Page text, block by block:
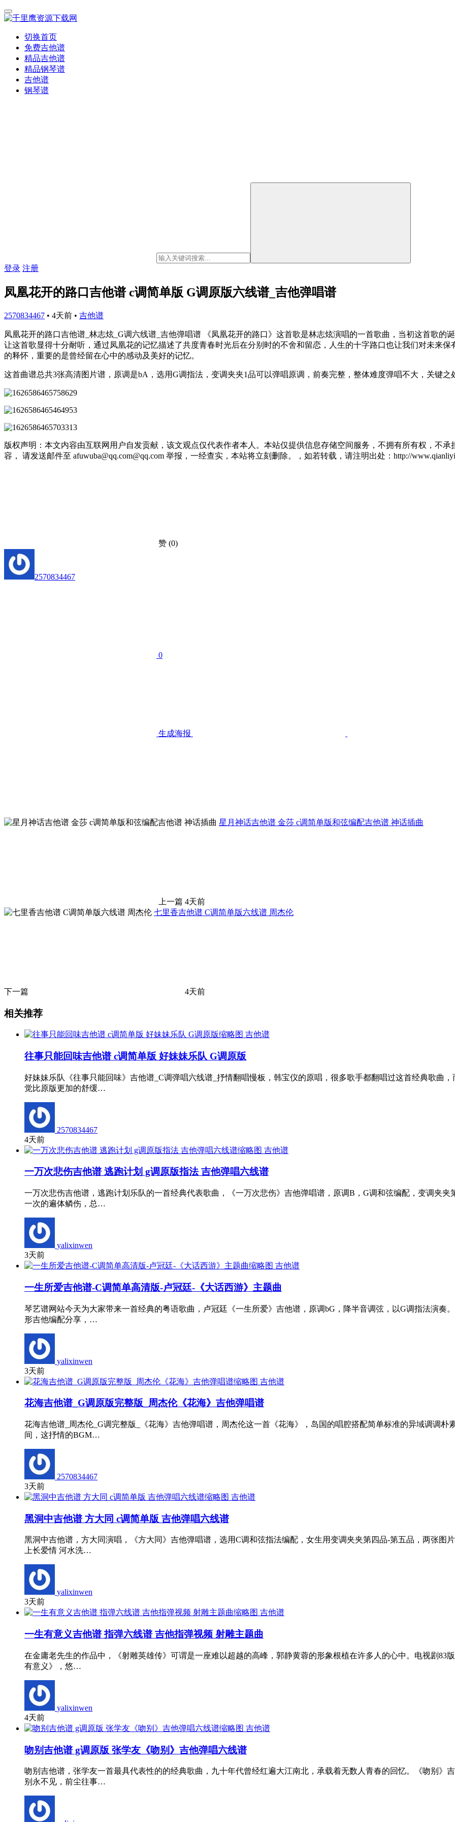
切换首页
免费吉他谱
精品吉他谱
精品钢琴谱
吉他谱
钢琴谱
登录 注册
凤凰花开的路口吉他谱 c调简单版 G调原版六线谱_吉他弹唱谱
2570834467 • 4天前 • 吉他谱
凤凰花开的路口吉他谱_林志炫_G调六线谱_吉他弹唱谱 《凤凰花开的路口》这首歌是林志炫演唱的一首歌曲，当初这首歌的
让这首歌显得十分耐听，通过凤凰花的记忆描述了共度青春时光后在分别时的不舍和留恋，人生的十字路口也让我们对未来
的释怀，重要的是曾经留在心中的感动及美好的记忆。
这首曲谱总共3张高清图片谱，原调是bA，选用G调指法，变调夹夹1品可以弹唱原调，前奏完整，整体难度弹唱不大，关键之
版权声明：本文内容由互联网用户自发贡献，该文观点仅代表作者本人。本站仅提供信息存储空间服务，不拥有所有权，不
容， 请发送邮件至 afuwuba@qq.com@qq.com 举报，一经查实，本站将立刻删除。，如若转载，请注明出处：http://
赞 (0)
2570834467
0
生成海报
星月神话吉他谱 金莎 c调简单版和弦编配吉他谱 神话插曲
上一篇 4天前
七里香吉他谱 C调简单版六线谱 周杰伦
下一篇 4天前
相关推荐
吉他谱
往事只能回味吉他谱 c调简单版 好妹妹乐队 G调原版
好妹妹乐队《往事只能回味》吉他谱_C调弹唱六线谱_抒情翻唱慢板，韩宝仪的原唱，很多歌手都翻唱过这首经典歌曲
觉比原版更加的舒缓…
2570834467
4天前
吉他谱
一万次悲伤吉他谱 逃跑计划 g调原版指法 吉他弹唱六线谱
一万次悲伤吉他谱，逃跑计划乐队的一首经典代表歌曲，《一万次悲伤》吉他弹唱谱，原调B，G调和弦编配，变调夹
一次的遍体鳞伤，总…
yalixinwen
3天前
吉他谱
一生所爱吉他谱-C调简单高清版-卢冠廷-《大话西游》主题曲
琴艺谱网站今天为大家带来一首经典的粤语歌曲，卢冠廷《一生所爱》吉他谱，原调bG，降半音调弦，以G调指法演奏
形吉他编配分享，…
yalixinwen
3天前
吉他谱
花海吉他谱_G调原版完整版_周杰伦《花海》吉他弹唱谱
花海吉他谱_周杰伦_G调完整版_《花海》吉他弹唱谱，周杰伦这一首《花海》，岛国的唱腔搭配简单标准的异域调调
间，这抒情的BGM…
2570834467
3天前
吉他谱
黑洞中吉他谱 方大同 c调简单版 吉他弹唱六线谱
黑洞中吉他谱，方大同演唱，《方大同》吉他弹唱谱，选用C调和弦指法编配，女生用变调夹夹第四品-第五品，两张图
上长爱情 河水洗…
yalixinwen
3天前
吉他谱
一生有意义吉他谱 指弹六线谱 吉他指弹视频 射雕主题曲
在金庸老先生的作品中，《射雕英雄传》可谓是一座难以超越的高峰，郭静黄蓉的形象根植在许多人的心中。电视剧83
有意义》，悠…
yalixinwen
4天前
吉他谱
吻别吉他谱 g调原版 张学友《吻别》吉他弹唱六线谱
吻别吉他谱，张学友一首最具代表性的的经典歌曲，九十年代曾经红遍大江南北，承载着无数人青春的回忆。《吻别》
别永不见，前尘往事…